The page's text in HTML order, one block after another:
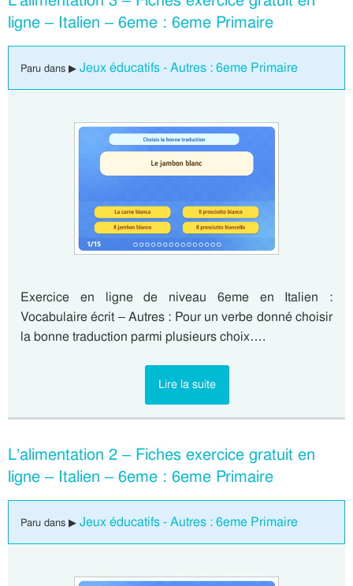
ligne – Italien – 6eme : 6eme Primaire
Paru dans ▶ Jeux éducatifs - Autres : 6eme Primaire
Exercice en ligne de niveau 6eme en Italien :
Vocabulaire écrit – Autres : Pour un verbe donné choisir
la bonne traduction parmi plusieurs choix….
Lire la suite
L’alimentation 2 – Fiches exercice gratuit en
ligne – Italien – 6eme : 6eme Primaire
Paru dans ▶ Jeux éducatifs - Autres : 6eme Primaire